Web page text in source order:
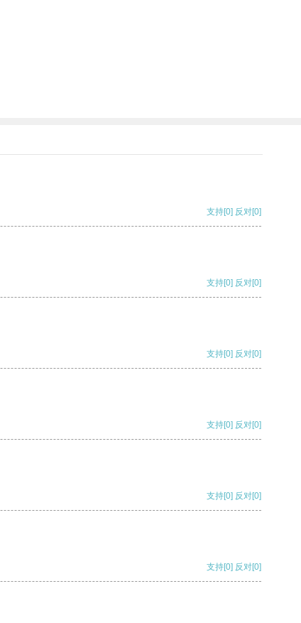
支持[0] 反对[0]
支持[0] 反对[0]
支持[0] 反对[0]
支持[0] 反对[0]
支持[0] 反对[0]
支持[0] 反对[0]